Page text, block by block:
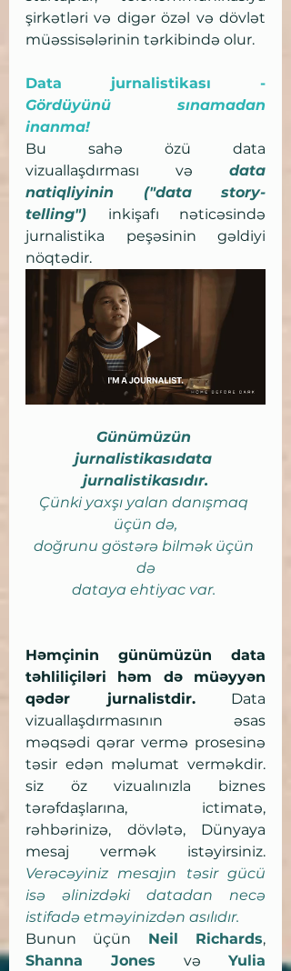
şirkətləri və digər özəl və dövlət
müəssisələrinin tərkibində olur.
Gördüyünü sınamadan
inanma!
Bu sahə özü data
vizuallaşdırması və data
natiqliyinin ("data story-
telling")
inkişafı nəticəsində
jurnalistika peşəsinin gəldiyi
nöqtədir.
Günümüzün
jurnalistikasıdata
jurnalistikasıdır.
Çünki yaxşı yalan danışmaq
üçün də,
doğrunu göstərə bilmək üçün
də
dataya ehtiyac var.
Həmçinin günümüzün data
təhliliçiləri həm də müəyyən
qədər jurnalistdir. Data
vizuallaşdırmasının əsas
məqsədi qərar vermə prosesinə
təsir edən məlumat verməkdir.
siz öz vizualınızla biznes
tərəfdaşlarına, ictimatə,
rəhbərinizə, dövlətə, Dünyaya
Verəcəyiniz mesajın təsir gücü
isə əlinizdəki datadan necə
istifadə etməyinizdən asılıdır.
Bunun üçün Neil Richards
Shanna Jones və Yulia